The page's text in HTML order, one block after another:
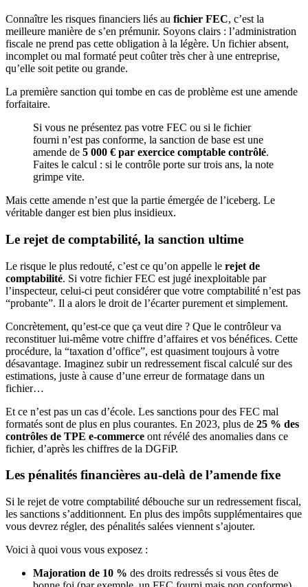
Connaître les risques financiers liés au fichier FEC, c’est la
meilleure manière de s’en prémunir. Soyons clairs : l’administration
fiscale ne prend pas cette obligation à la légère. Un fichier absent,
incomplet ou mal formaté peut coûter très cher à une entreprise,
qu’elle soit petite ou grande.
La première sanction qui tombe en cas de problème est une amende
forfaitaire.
Si vous ne présentez pas votre FEC ou si le fichier
fourni n’est pas conforme, la sanction de base est une
amende de 5 000 € par exercice comptable contrôlé.
Faites le calcul : si le contrôle porte sur trois ans, la note
grimpe vite.
Mais cette amende n’est que la partie émergée de l’iceberg. Le
véritable danger est bien plus insidieux.
Le rejet de comptabilité, la sanction ultime
Le risque le plus redouté, c’est ce qu’on appelle le rejet de
comptabilité. Si votre fichier FEC est jugé inexploitable par
l’inspecteur, celui-ci peut considérer que votre comptabilité n’est pas
“probante”. Il a alors le droit de l’écarter purement et simplement.
Concrètement, qu’est-ce que ça veut dire ? Que le contrôleur va
reconstituer lui-même votre chiffre d’affaires et vos bénéfices. Cette
procédure, la “taxation d’office”, est quasiment toujours à votre
désavantage. Imaginez subir un redressement fiscal calculé sur des
estimations, juste à cause d’une erreur de formatage dans un
fichier…
Et ce n’est pas un cas d’école. Les sanctions pour des FEC mal
formatés sont de plus en plus courantes. En 2023, plus de 25 % des
contrôles de TPE e-commerce ont révélé des anomalies dans ce
fichier, d’après les chiffres de la DGFiP.
Les pénalités financières au-delà de l’amende fixe
Si le rejet de votre comptabilité débouche sur un redressement fiscal,
les sanctions s’additionnent. En plus des impôts supplémentaires que
vous devrez régler, des pénalités salées viennent s’ajouter.
Voici à quoi vous vous exposez :
Majoration de 10 % des droits redressés si vous êtes de